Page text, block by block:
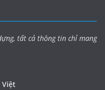
tất cả thông tin chỉ mang
Việt